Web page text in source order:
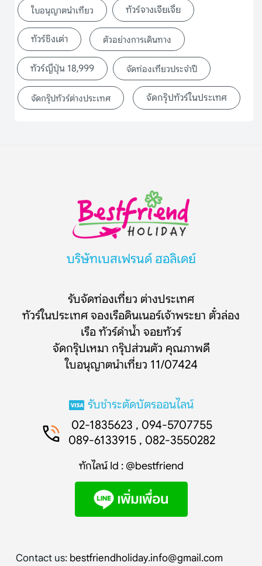
ใบอนุญาตนำเที่ยว ทัวร์จางเจียเจี้ย
ทัวร์ชิงเต่า ตัวอย่างการเดินทาง
ทัวร์ญี่ปุ่น 18,999 จัดท่องเที่ยวประจำปี
จัดกรุ๊ปทัวร์ต่างประเทศ จัดกรุ๊ปทัวร์ในประเทศ
บริษัทเบสเฟรนด์ ฮอลิเดย์
รับจัดท่องเที่ยว ต่างประเทศ
ทัวร์ในประเทศ จองเรือดินเนอร์เจ้าพระยา ตั๋วล่อง
เรือ ทัวร์ดำน้ำ จอยทัวร์
จัดกรุ๊ปเหมา กรุ๊ปส่วนตัว คุณภาพดี
ใบอนุญาตนำเที่ยว 11/07424
รับชำระตัดบัตรออนไลน์
02-1835623 , 094-5707755
089-6133915 , 082-3550282
ทักไลน์ Id : @bestfriend
Contact us: bestfriendholiday.info@gmail.com